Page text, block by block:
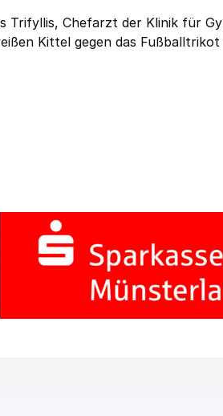
Trifyllis, Chefarzt der Klinik für
Kittel gegen das